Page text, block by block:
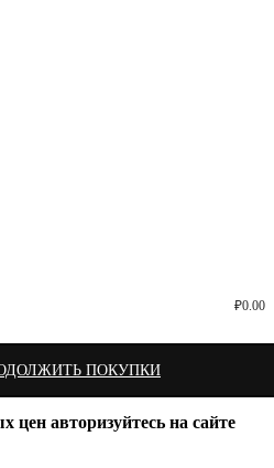
₽0.00
ПОКУПКИ
цен авторизуйтесь на сайте